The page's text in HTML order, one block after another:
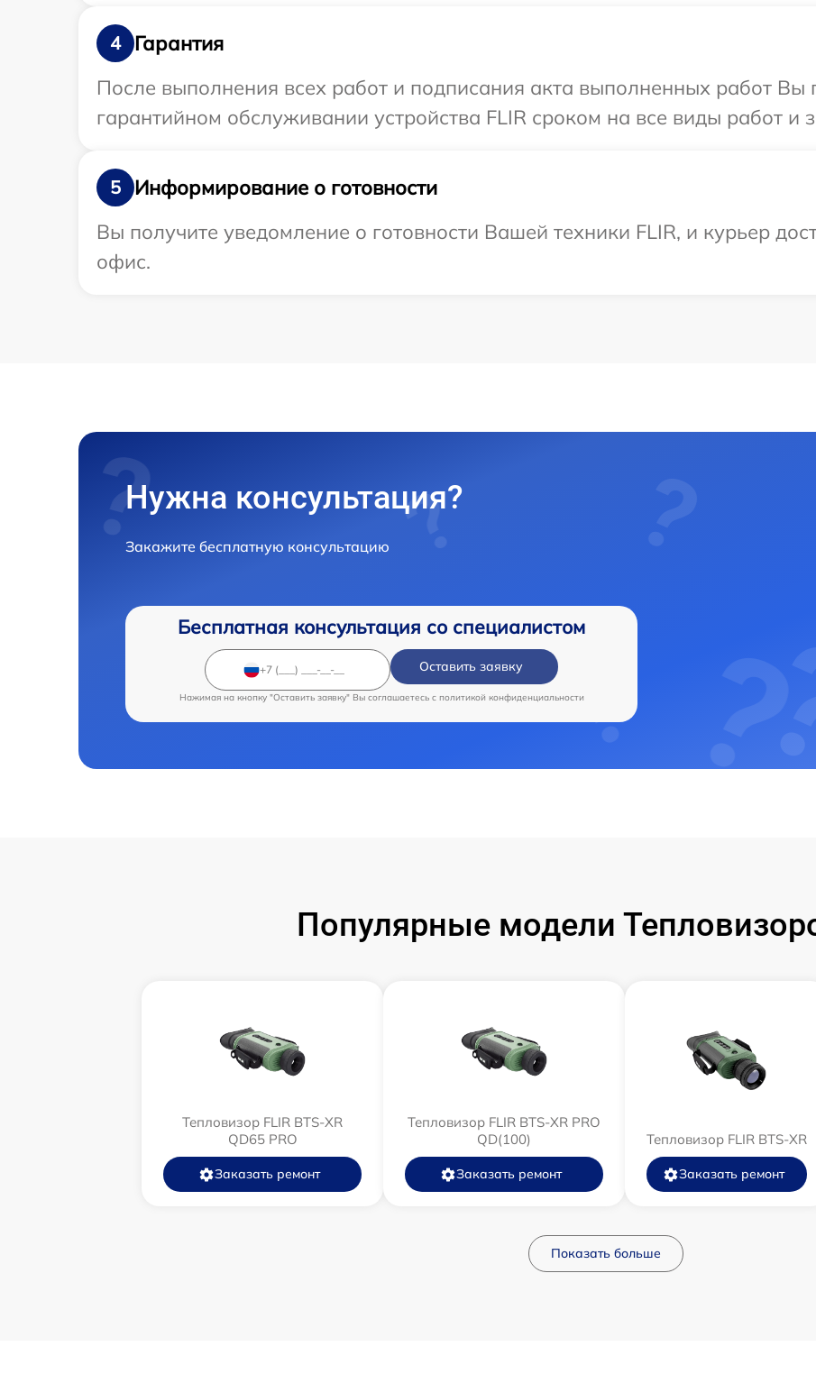
4
Гарантия
После выполнения всех работ и подписания акта выполненных работ Вы
гарантийном обслуживании устройства FLIR сроком на все виды работ и
5
Информирование о готовности
Вы получите уведомление о готовности Вашей техники FLIR, и курьер
офис.
Нужна консультация?
Закажите бесплатную консультацию
Бесплатная консультация со специалистом
Оставить заявку
Нажимая на кнопку "Оставить заявку" Вы соглашаетесь c политикой конфиденциальности
Популярные модели
Тепловизор FLIR BTS-XR
QD65 PRO
Заказать ремонт
Тепловизор FLIR BTS-XR PRO
QD(100)
Заказать ремонт
Тепловизор FLIR BTS-XR
Заказать ремонт
Показать больше